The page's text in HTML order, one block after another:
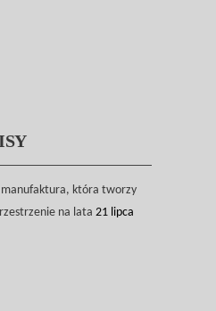
manufaktura, która tworzy
na lata 21 lipca